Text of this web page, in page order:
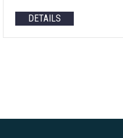
DETAILS